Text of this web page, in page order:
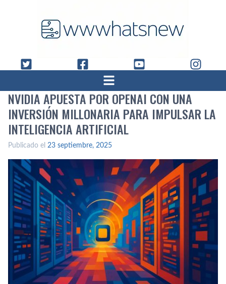
NVIDIA APUESTA POR OPENAI CON UNA
INVERSIÓN MILLONARIA PARA IMPULSAR LA
INTELIGENCIA ARTIFICIAL
Publicado el 23 septiembre, 2025